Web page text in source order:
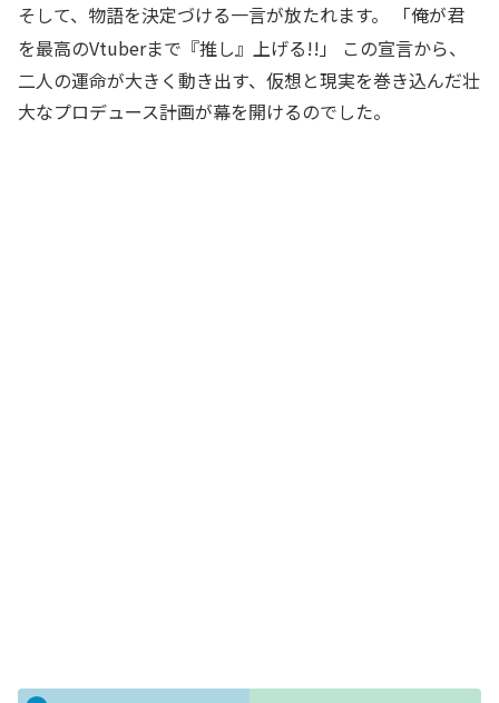
そして、物語を決定づける一言が放たれます。 「俺が君
を最高のVtuberまで『推し』上げる!!」
この宣言から、
二人の運命が大きく動き出す、仮想と現実を巻き込んだ壮
大なプロデュース計画が幕を開けるのでした。